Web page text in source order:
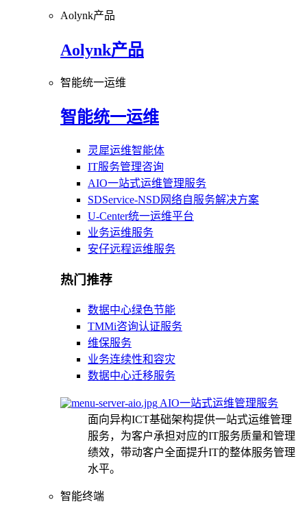
Aolynk产品
Aolynk产品
智能统一运维
智能统一运维
灵犀运维智能体
IT服务管理咨询
AIO一站式运维管理服务
SDService-NSD网络自服务解决方案
U-Center统一运维平台
业务运维服务
安仔远程运维服务
热门推荐
数据中心绿色节能
TMMi咨询认证服务
维保服务
业务连续性和容灾
数据中心迁移服务
AIO一站式运维管理服务
面向异构ICT基础架构提供一站式运维管理
服务，为客户承担对应的IT服务质量和管理
绩效，带动客户全面提升IT的整体服务管理
水平。
智能终端